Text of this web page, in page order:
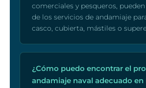
comerciales y pesqueros,
de los servicios de andamiaje
casco, cubierta, mástiles o
¿Cómo puedo encontrar el
andamiaje naval adecuado en